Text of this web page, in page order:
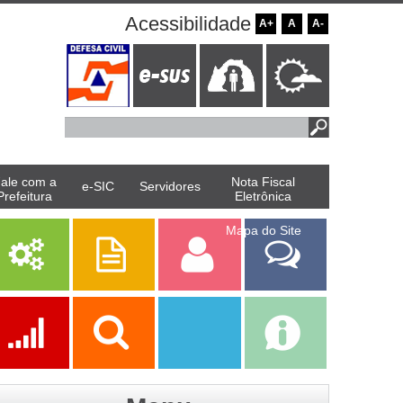
Acessibilidade A+ A A-
com a
e-SIC Servidores
Nota Fiscal
Eletrônica
Mapa do Site
Serviços Publicações Servidor
Fale Com a
Prefeitura